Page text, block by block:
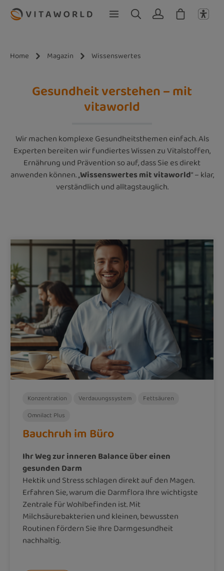
Zum Hauptinhalt springen
Home Magazin Wissenswertes
Gesundheit verstehen – mit
vitaworld
Wir machen komplexe Gesundheitsthemen einfach. Als
Experten bereiten wir fundiertes Wissen zu Vitalstoffen,
Ernährung und Prävention so auf, dass Sie es direkt
anwenden können. „Wissenswertes mit vitaworld“ – klar,
verständlich und alltagstauglich.
Konzentration Verdauungssystem
Fettsäuren
Omnilact Plus
Bauchruh im Büro
Ihr Weg zur inneren Balance über einen
gesunden Darm
Hektik und Stress schlagen direkt auf den Magen.
Erfahren Sie, warum die Darmflora Ihre wichtigste
Zentrale für Wohlbefinden ist. Mit
Milchsäurebakterien und kleinen, bewussten
Routinen fördern Sie Ihre Darmgesundheit
nachhaltig.